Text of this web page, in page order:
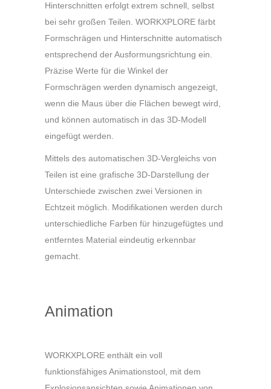
Hinterschnitten erfolgt extrem schnell, selbst
bei sehr großen Teilen. WORKXPLORE färbt
Formschrägen und Hinterschnitte automatisch
entsprechend der Ausformungsrichtung ein.
Präzise Werte für die Winkel der
Formschrägen werden dynamisch angezeigt,
wenn die Maus über die Flächen bewegt wird,
und können automatisch in das 3D-Modell
eingefügt werden.
Mittels des automatischen 3D-Vergleichs von
Teilen ist eine grafische 3D-Darstellung der
Unterschiede zwischen zwei Versionen in
Echtzeit möglich. Modifikationen werden durch
unterschiedliche Farben für hinzugefügtes und
entferntes Material eindeutig erkennbar
gemacht.
Animation
WORKXPLORE enthält ein voll
funktionsfähiges Animationstool, mit dem